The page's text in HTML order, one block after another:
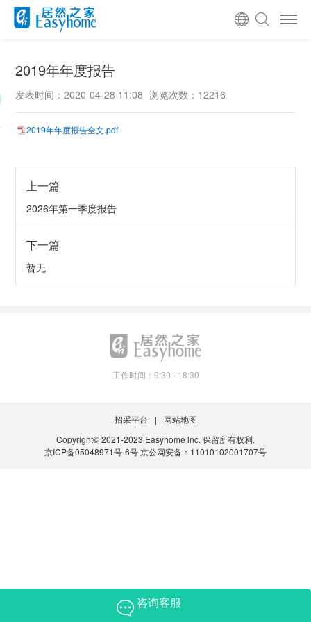
2019年年度报告
发表时间：2020-04-28 11:08 浏览次数：12216
2019年年度报告全文.pdf
上一篇
2026年第一季度报告
下一篇
暂无
工作时间：9:30 - 18:30
招采平台
网站地图
Copyright© 2021-2023 Easyhome lnc. 保留所有权利.
京ICP备05048971号-6号京公网安备：11010102001707号
咨询客服